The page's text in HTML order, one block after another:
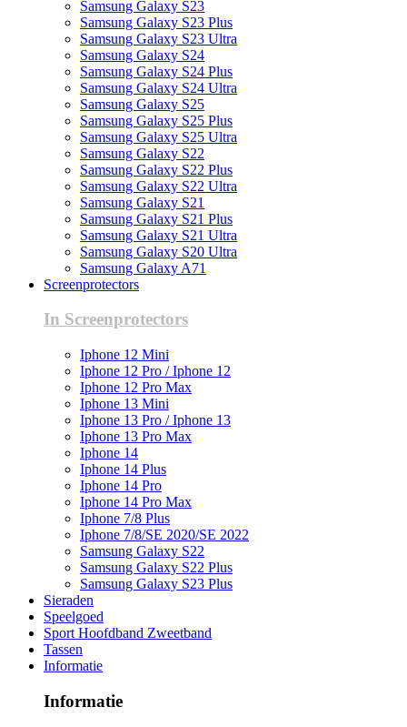
Samsung Galaxy S23
Samsung Galaxy S23 Plus
Samsung Galaxy S23 Ultra
Samsung Galaxy S24
Samsung Galaxy S24 Plus
Samsung Galaxy S24 Ultra
Samsung Galaxy S25
Samsung Galaxy S25 Plus
Samsung Galaxy S25 Ultra
Samsung Galaxy S22
Samsung Galaxy S22 Plus
Samsung Galaxy S22 Ultra
Samsung Galaxy S21
Samsung Galaxy S21 Plus
Samsung Galaxy S21 Ultra
Samsung Galaxy S20 Ultra
Samsung Galaxy A71
Screenprotectors
In Screenprotectors
Iphone 12 Mini
Iphone 12 Pro / Iphone 12
Iphone 12 Pro Max
Iphone 13 Mini
Iphone 13 Pro / Iphone 13
Iphone 13 Pro Max
Iphone 14
Iphone 14 Plus
Iphone 14 Pro
Iphone 14 Pro Max
Iphone 7/8 Plus
Iphone 7/8/SE 2020/SE 2022
Samsung Galaxy S22
Samsung Galaxy S22 Plus
Samsung Galaxy S23 Plus
Sieraden
Speelgoed
Sport Hoofdband Zweetband
Tassen
Informatie
Informatie